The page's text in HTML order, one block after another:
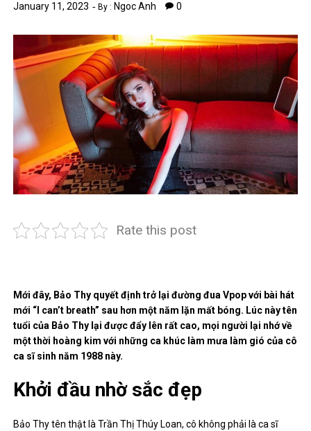
January 11, 2023 By : Ngoc Anh 0
Rate this post
Mới đây, Bảo Thy quyết định trở lại đường đua Vpop với bài hát
mới “I can’t breath” sau hơn một năm lặn mất bóng. Lúc này tên
tuổi của Bảo Thy lại được đẩy lên rất cao, mọi người lại nhớ về
một thời hoàng kim với những ca khúc làm mưa làm gió của cô
ca sĩ sinh năm 1988 này.
Khởi đầu nhờ sắc đẹp
Bảo Thy tên thật là Trần Thị Thúy Loan, cô không phải là ca sĩ